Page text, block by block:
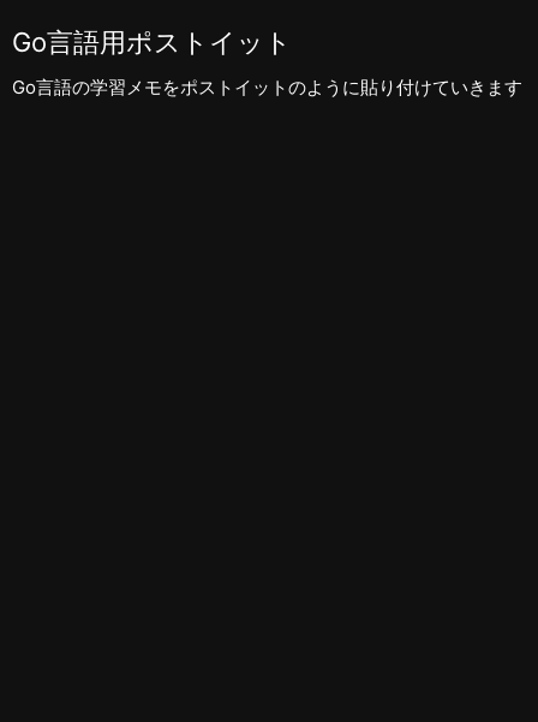
Go言語用ポストイット
Go言語の学習メモをポストイットのように貼り付けていきます